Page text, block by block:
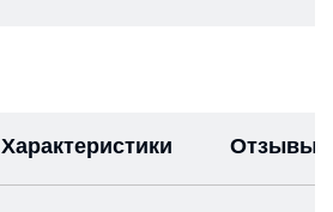
Характеристики Отзывы